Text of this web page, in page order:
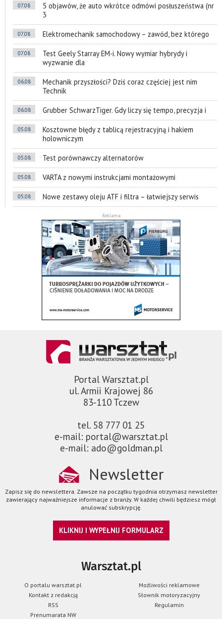
07.08
5 objawów, że auto wkrótce odmówi posłuszeństwa (nr
3
07.08 Elektromechanik samochodowy – zawód, bez którego
07.08
Test Geely Starray EM-i. Nowy wymiar hybrydy i
wyzwanie dla
06.08
Mechanik przyszłości? Dziś coraz częściej jest nim
Technik
06.08 Grubber SchwarzTiger. Gdy liczy się tempo, precyzja i
05.08
Kosztowne błędy z tablicą rejestracyjną i hakiem
holowniczym
05.08 Test porównawczy alternatorów
05.08 VARTA z nowymi instrukcjami montażowymi
05.08 Nowe zestawy oleju ATF i filtra – łatwiejszy serwis
Reklama
Portal Warsztat.pl
ul. Armii Krajowej 86
83-110 Tczew
tel. 58 777 01 25
e-mail: portal@warsztat.pl
e-mail: ado@goldman.pl
Newsletter
Zapisz się do newslettera. Zawsze na początku tygodnia otrzymasz newsletter
zawierający najważniejsze informacje z branży. W każdej chwili będziesz mógł
anulować subskrypcję.
KLIKNIJ I WYPEŁNIJ FORMULARZ
Warsztat.pl
O portalu warsztat.pl
Możliwości reklamowe
Kontakt z redakcją
Słownik motoryzacyjny
RSS
Regulamin
Prenumarata NW